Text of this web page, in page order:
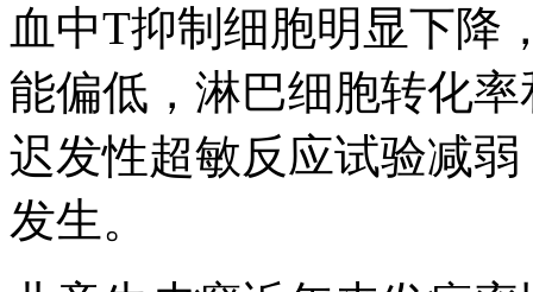
血中T抑制细胞明显下降
能偏低，淋巴细胞转化
迟发性超敏反应试验减
发生。